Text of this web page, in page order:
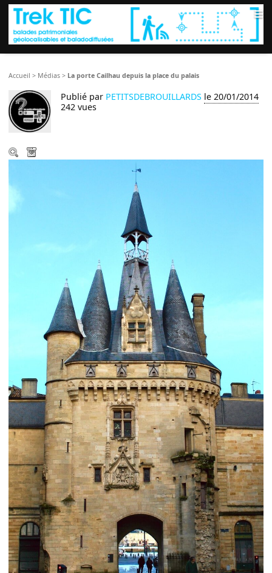
≡
Accueil > Médias > La porte Cailhau depuis la place du palais
Publié par PETITSDEBROUILLARDS le 20/01/2014
242 vues